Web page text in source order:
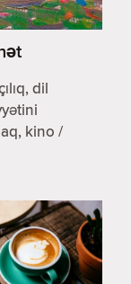
dil
kino /